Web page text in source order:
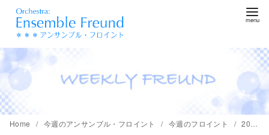
ツ
へ
移
Home 今週のアンサンブル・フロイント 今週のフロイント 2008年11月29日のフロイント